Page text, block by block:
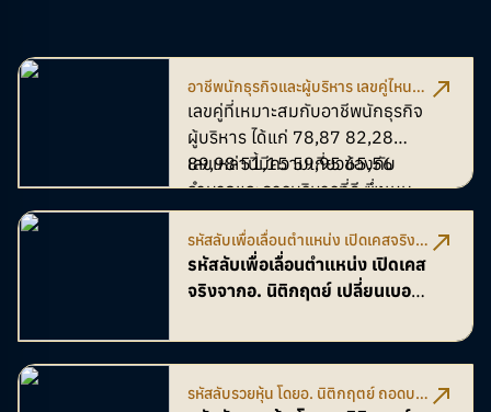
อาชีพนักธุรกิจและผู้บริหาร เลขคู่ไหนที่
เหมาะสม ส่งเสริมความเป็นผู้นำ
เลขคู่ที่เหมาะสมกับอาชีพนักธุรกิจ
ผู้บริหาร ได้แก่ 78,87 82,28
89,98 51,15 59,95 65,56
เลขเหล่านี้มีความเกี่ยวข้องกับ
อำนาจและการบริหารที่ดี ซึ่งเหมาะ
สำหรับนักธุรกิจผู้บริหารที่ต้องการ
ใช้ความคิดและการวางแผนในการ
ทำงาน
รหัสลับเพื่อเลื่อนตำแหน่ง เปิดเคสจริง
จากอ. นิติกฤตย์ เปลี่ยนเบอร์ เปลี่ยน
จังหวะชีวิต
รหัสลับเพื่อเลื่อนตำแหน่ง เปิดเคส
จริงจากอ. นิติกฤตย์ เปลี่ยนเบอร์
รหัสลับรวยหุ้น โดยอ. นิติกฤตย์ ถอดบท